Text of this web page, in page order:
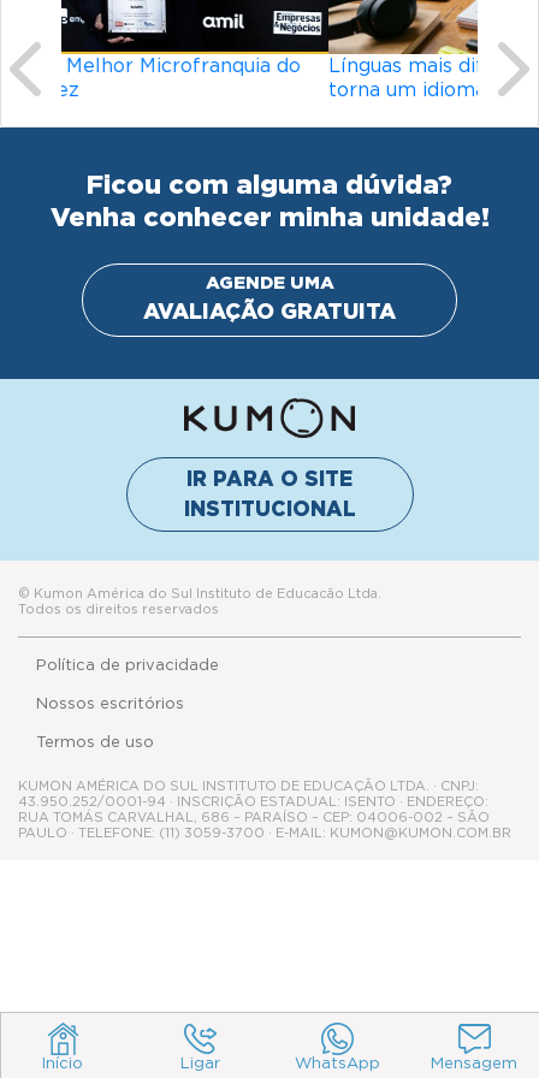
Início Ligar WhatsApp Mensagem
Línguas mais difíceis do mundo: o que
torna um idioma desafiador?
Ficou com alguma dúvida?
Venha conhecer minha unidade!
AGENDE UMA
AVALIAÇÃO GRATUITA
IR PARA O SITE
INSTITUCIONAL
© Kumon América do Sul Instituto de Educacão Ltda.
Todos os direitos reservados
Política de privacidade
Termos de uso
Nossos escritórios
KUMON AMÉRICA DO SUL INSTITUTO DE EDUCAÇÃO LTDA. · CNPJ:
43.950.252/0001-94 · INSCRIÇÃO ESTADUAL: ISENTO · ENDEREÇO:
RUA TOMÁS CARVALHAL, 686 – PARAÍSO – CEP: 04006-002 – SÃO
PAULO · TELEFONE: (11) 3059-3700 · E-MAIL: KUMON@KUMON.COM.BR